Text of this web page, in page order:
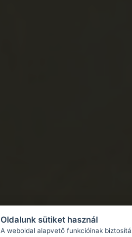
Oldalunk sütiket használ
A weboldal alapvető funkcióinak